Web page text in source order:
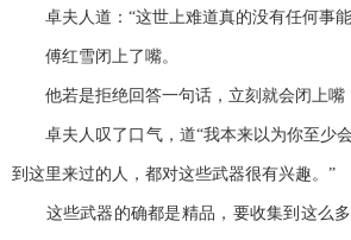
卓夫人道：“这世上难道真的没有任何事能
傅红雪闭上了嘴。
他若是拒绝回答一句话，立刻就会闭上嘴
卓夫人叹了口气，道“我本来以为你至少
到这里来过的人，都对这些武器很有兴趣。”
这些武器的确都是精品，要收集到这么多